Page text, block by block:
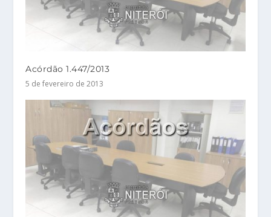
Acórdão 1.447/2013
5 de fevereiro de 2013